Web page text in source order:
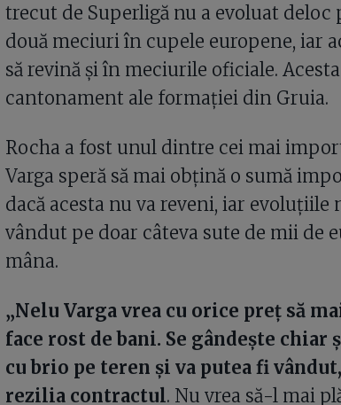
trecut de Superligă nu a evoluat deloc
două meciuri în cupele europene, iar
să revină și în meciurile oficiale.
cantonament ale formației din Gruia.
Rocha a fost unul dintre cei mai
Varga speră să mai obțină o sumă
dacă acesta nu va reveni, iar evoluțiile
vândut pe doar câteva sute de mii de
mâna.
„Nelu Varga vrea cu orice preț să
face rost de bani. Se gândește chiar
cu brio pe teren și va putea fi
rezilia contractul. Nu vrea să-l mai